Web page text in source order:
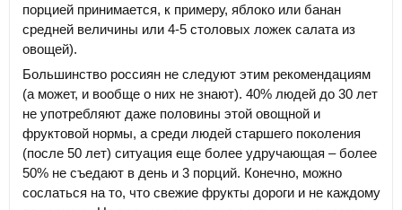
порцией принимается, к примеру, яблоко или банан
средней величины или 4-5 столовых ложек салата из
овощей).
Большинство россиян не следуют этим рекомендациям
(а может, и вообще о них не знают). 40% людей до 30 лет
не употребляют даже половины этой овощной и
фруктовой нормы, а среди людей старшего поколения
(после 50 лет) ситуация еще более удручающая – более
50% не съедают в день и 3 порций. Конечно, можно
сослаться на то, что свежие фрукты дороги и не каждому